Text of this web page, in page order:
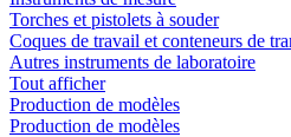
Torches et pistolets à souder
Coques de travail et conteneurs de
Autres instruments de laboratoire
Tout afficher
Production de modèles
Production de modèles